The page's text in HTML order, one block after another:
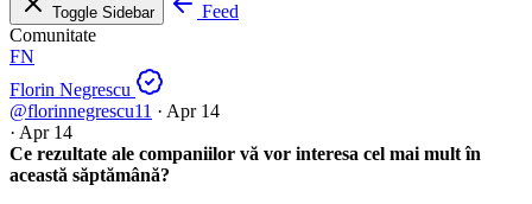
Toggle Sidebar
Feed
Comunitate
FN
Florin Negrescu
@florinnegrescu11 · Apr 14
· Apr 14
Ce rezultate ale companiilor vă vor interesa cel mai mult în
această săptămână?